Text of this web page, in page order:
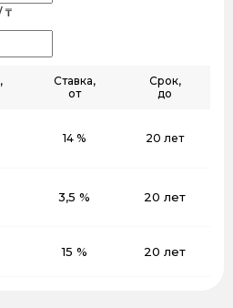
₸
Ставка,
от
Срок,
до
14 % 20 лет
3,5 % 20 лет
15 % 20 лет